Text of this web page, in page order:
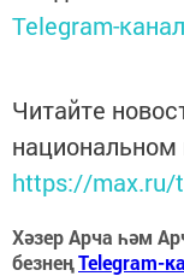
Telegram-
Читайте
https://max.ru/
Хәзер Арча һәм
безнеңTelegram-